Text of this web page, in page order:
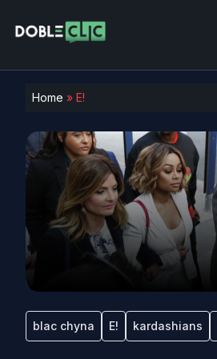
Home » E!
blac chyna E! kardashians